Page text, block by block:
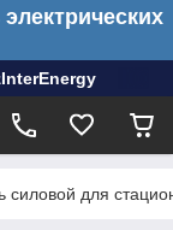
силовой для